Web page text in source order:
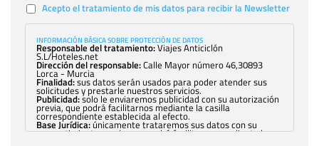
Acepto el tratamiento de mis datos para recibir la Newsletter
INFORMACIÓN BÁSICA SOBRE PROTECCIÓN DE DATOS
Responsable del tratamiento:Viajes Anticiclón
S.L/Hoteles.net
Dirección del responsable:Calle Mayor número 46,30893
Lorca - Murcia
Finalidad:sus datos serán usados para poder atender sus
solicitudes y prestarle nuestros servicios.
Publicidad:solo le enviaremos publicidad con su autorización
previa, que podrá facilitarnos mediante la casilla
correspondiente establecida al efecto.
Base Jurídica:únicamente trataremos sus datos con su
consentimiento previo, que podrá facilitarnos mediante la